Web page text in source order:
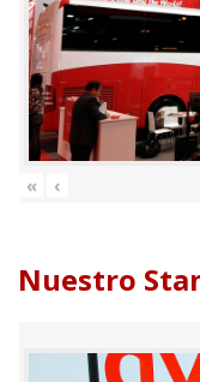
« ‹
Nuestro